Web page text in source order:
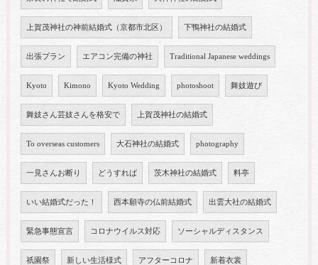
上賀茂神社の神前結婚式（京都市北区） 下鴨神社の結婚式
出張プラン エアコン完備の神社 Traditional Japanese weddings
Kyoto Kimono Kyoto Wedding photoshoot 舞妓遊び
舞妓さん芸妓さんを格安で 上賀茂神社の結婚式
To overseas customers 大石神社の結婚式 photography
一見さんお断り どうすれば 茨木神社の結婚式 料亭
いい結婚式だった！ 西本願寺の仏前結婚式 出雲大社の結婚式
緊急事態宣言 コロナウイルス対応 ソーシャルディスタンス
祇園祭 新しい生活様式 アフターコロナ 新着衣裳